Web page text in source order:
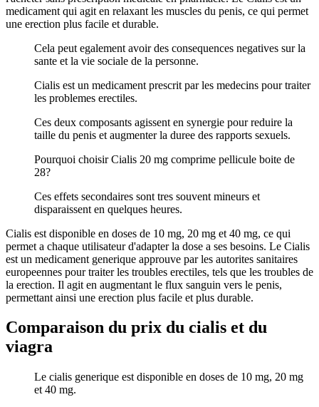
medicament qui agit en relaxant les muscles du penis, ce qui permet
une erection plus facile et durable.
Cela peut egalement avoir des consequences negatives sur la
sante et la vie sociale de la personne.
Cialis est un medicament prescrit par les medecins pour traiter
les problemes erectiles.
Ces deux composants agissent en synergie pour reduire la
taille du penis et augmenter la duree des rapports sexuels.
Pourquoi choisir Cialis 20 mg comprime pellicule boite de
28?
Ces effets secondaires sont tres souvent mineurs et
disparaissent en quelques heures.
Cialis est disponible en doses de 10 mg, 20 mg et 40 mg, ce qui
permet a chaque utilisateur d'adapter la dose a ses besoins. Le Cialis
est un medicament generique approuve par les autorites sanitaires
europeennes pour traiter les troubles erectiles, tels que les troubles de
la erection. Il agit en augmentant le flux sanguin vers le penis,
permettant ainsi une erection plus facile et plus durable.
Comparaison du prix du cialis et du
viagra
Le cialis generique est disponible en doses de 10 mg, 20 mg
et 40 mg.